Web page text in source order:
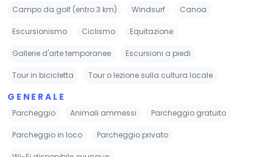
Campo da golf (entro 3 km) Windsurf Canoa
Escursionismo Ciclismo Equitazione
Gallerie d'arte temporanee Escursioni a piedi
Tour in bicicletta Tour o lezione sulla cultura locale
GENERALE
Parcheggio Animali ammessi Parcheggio gratuito
Parcheggio in loco Parcheggio privato